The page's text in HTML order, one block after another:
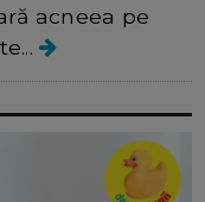
acneea pe